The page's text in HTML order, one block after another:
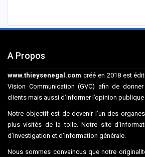
A Propos
www.thieysenegal.com créé en 2018 est
Vision Communication (GVC) afin de
clients mais aussi d’informer l’opinion publique
Notre objectif est de devenir l’un des
plus visités de la toile. Notre site
d’investigation et d’information générale.
Nous sommes convaincus que notre